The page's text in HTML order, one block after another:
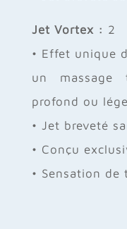
Jet Vortex : 2
• Effet unique
un massage
profond ou
• Jet breveté
• Conçu
• Sensation